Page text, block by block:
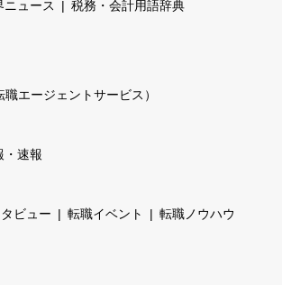
ニュース 税務・会計用語辞典
エージェントサービス）
・速報
ビュー 転職イベント 転職ノウハウ